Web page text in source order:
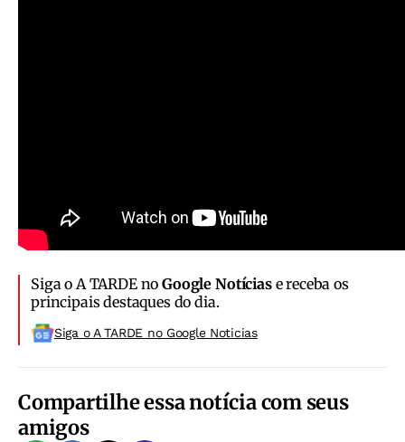
Siga o A TARDE noGoogle Notíciase receba os
principais destaques do dia.
Siga o A TARDE no Google Noticias
Compartilhe essa notícia com seus
amigos